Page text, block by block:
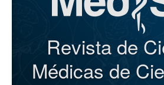
Registrarse
Revista de
Médicas de